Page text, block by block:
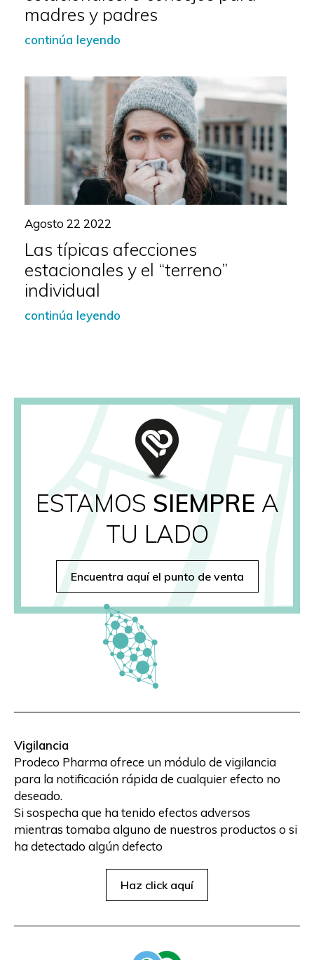
madres y padres
continúa leyendo
Agosto 22 2022
Las típicas afecciones
estacionales y el “terreno”
individual
continúa leyendo
ESTAMOS SIEMPRE A
TU LADO
Encuentra aquí el punto de venta
Vigilancia
Prodeco Pharma ofrece un módulo de vigilancia
para la notificación rápida de cualquier efecto no
deseado.
Si sospecha que ha tenido efectos adversos
mientras tomaba alguno de nuestros productos o si
ha detectado algún defecto
Haz click aquí